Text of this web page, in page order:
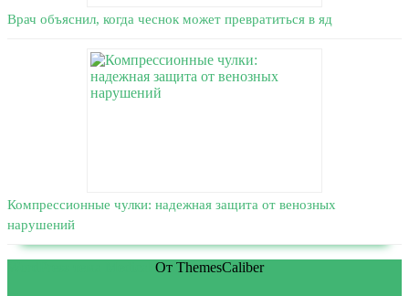
Врач объяснил, когда чеснок может превратиться в яд
Компрессионные чулки: надежная защита от венозных
нарушений
От ThemesCaliber